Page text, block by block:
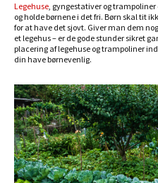
Legehuse, gyngestativer og trampoliner
og holde børnene i det fri. Børn skal tit
for at have det sjovt. Giver man dem
et legehus – er de gode stunder sikret
placering af legehuse og trampoliner
din have børnevenlig.